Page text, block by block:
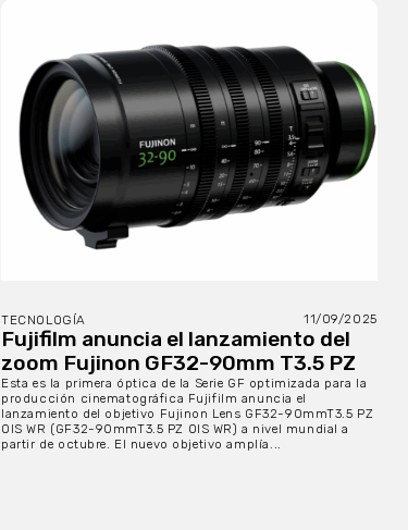
TECNOLOGÍA 11/09/2025
Fujifilm anuncia el lanzamiento del
zoom Fujinon GF32-90mm T3.5 PZ
Esta es la primera óptica de la Serie GF optimizada para la
producción cinematográfica Fujifilm anuncia el
lanzamiento del objetivo Fujinon Lens GF32-90mmT3.5 PZ
OIS WR (GF32-90mmT3.5 PZ OIS WR) a nivel mundial a
partir de octubre. El nuevo objetivo amplía...